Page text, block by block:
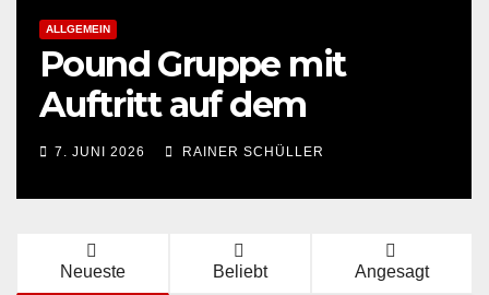
ALLGEMEIN
Pound Gruppe mit
Auftritt auf dem
Landesturnfest
7. JUNI 2026 RAINER SCHÜLLER
Neueste Beliebt Angesagt